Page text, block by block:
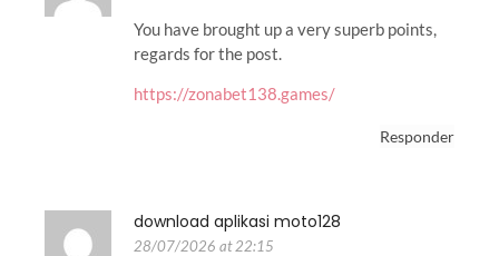
You have brought up a very superb points,
regards for the post.
https://zonabet138.games/
Responder
download aplikasi moto128
28/07/2026 at 22:15